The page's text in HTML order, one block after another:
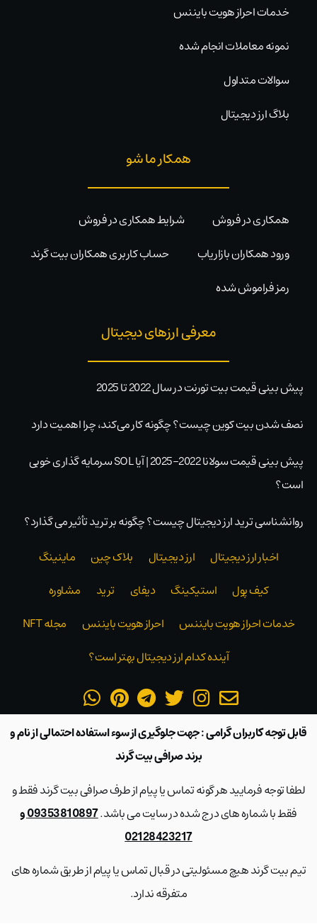
خدمات احراز هویت بایننس
نمونه معاملات انجام شده
سوالات متداول
بلاگ ارز دیجیتال
همکار ما شو
همکاری در فروش
شرایط همکاری در فروش
ورود همکاران بازاریاب
حساب کاربری همکاران بیت گرند
رمز فراموش شده
معرفی ارزهای دیجیتال
پیش بینی قیمت بیت تورنت در سال 2022 تا 2025
نصف شدن بیت کوین چیست؟ چگونه کار می‌کند، چرا اهمیت دارد
پیش بینی قیمت سولانا 2022-2025 | آیا SOL سرمایه گذاری خوبی
است؟
روانشناسی ترید ارز دیجیتال چیست؟ چگونه بر ترید تأثیر می گذارد؟
اخبار ارز دیجیتال
ارز دیجیتال بلاک‌ چین
ماینینگ
کیف پول
استیکینگ دیفای ترید
مشاوره
خدمات احراز هویت بایننس
احراز هویت بایننس
مجله NFT
آینده کدام ارز دیجیتال بهتر است؟
قابل توجه کاربران گرامی : جهت جلوگیری از سوء استفاده احتمالی از نام و
برند صرافی بیت گرند
لطفا توجه فرمایید هر گونه تماس یا پیام از طرف صرافی بیت گرند فقط و
فقط با شماره های درج شده در سایت می باشد.
09353810897 و
02128423217
تیم بیت گرند هیچ مسئولیتی در قبال تماس یا پیام از طریق شماره های
متفرقه ندارد.